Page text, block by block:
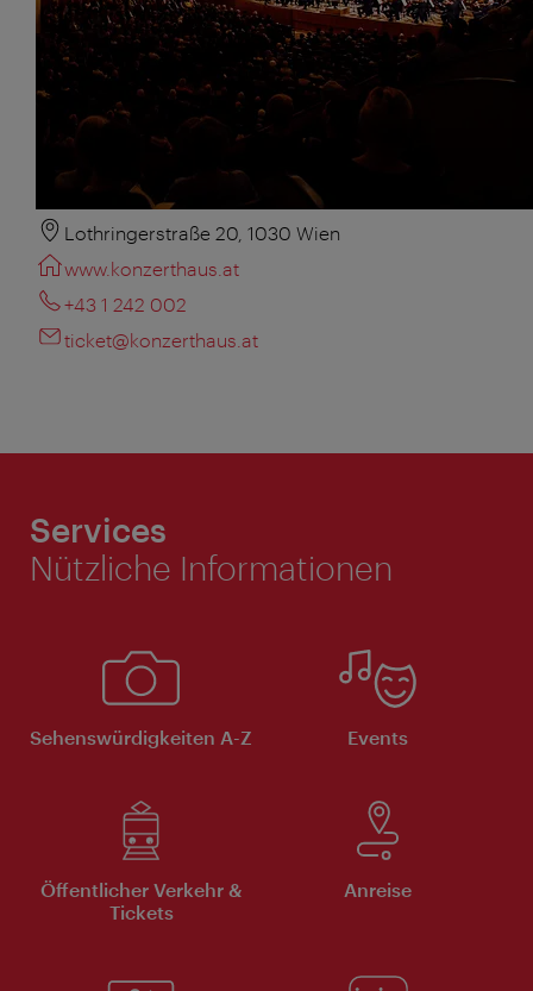
Lothringerstraße 20, 1030 Wien
www.konzerthaus.at
+43 1 242 002
ticket@konzerthaus.at
Services
Nützliche Informationen
Sehenswürdigkeiten A-Z Events
Öffentlicher Verkehr &
Tickets
Anreise